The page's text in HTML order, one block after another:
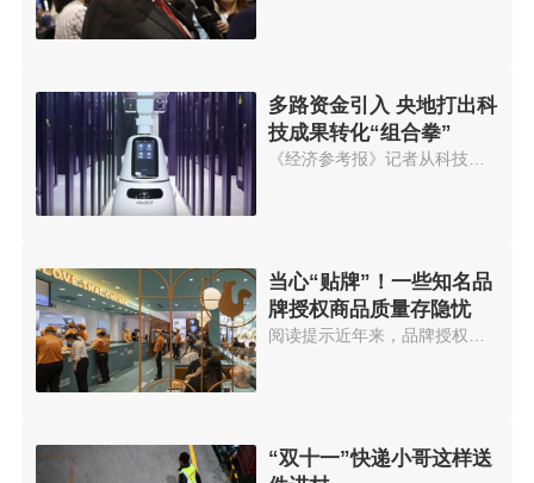
多路资金引入 央地打出科
技成果转化“组合拳”
当心“贴牌”！一些知名品
牌授权商品质量存隐忧
阅读提示近年来，品牌授权成为一...
“双十一”快递小哥这样送